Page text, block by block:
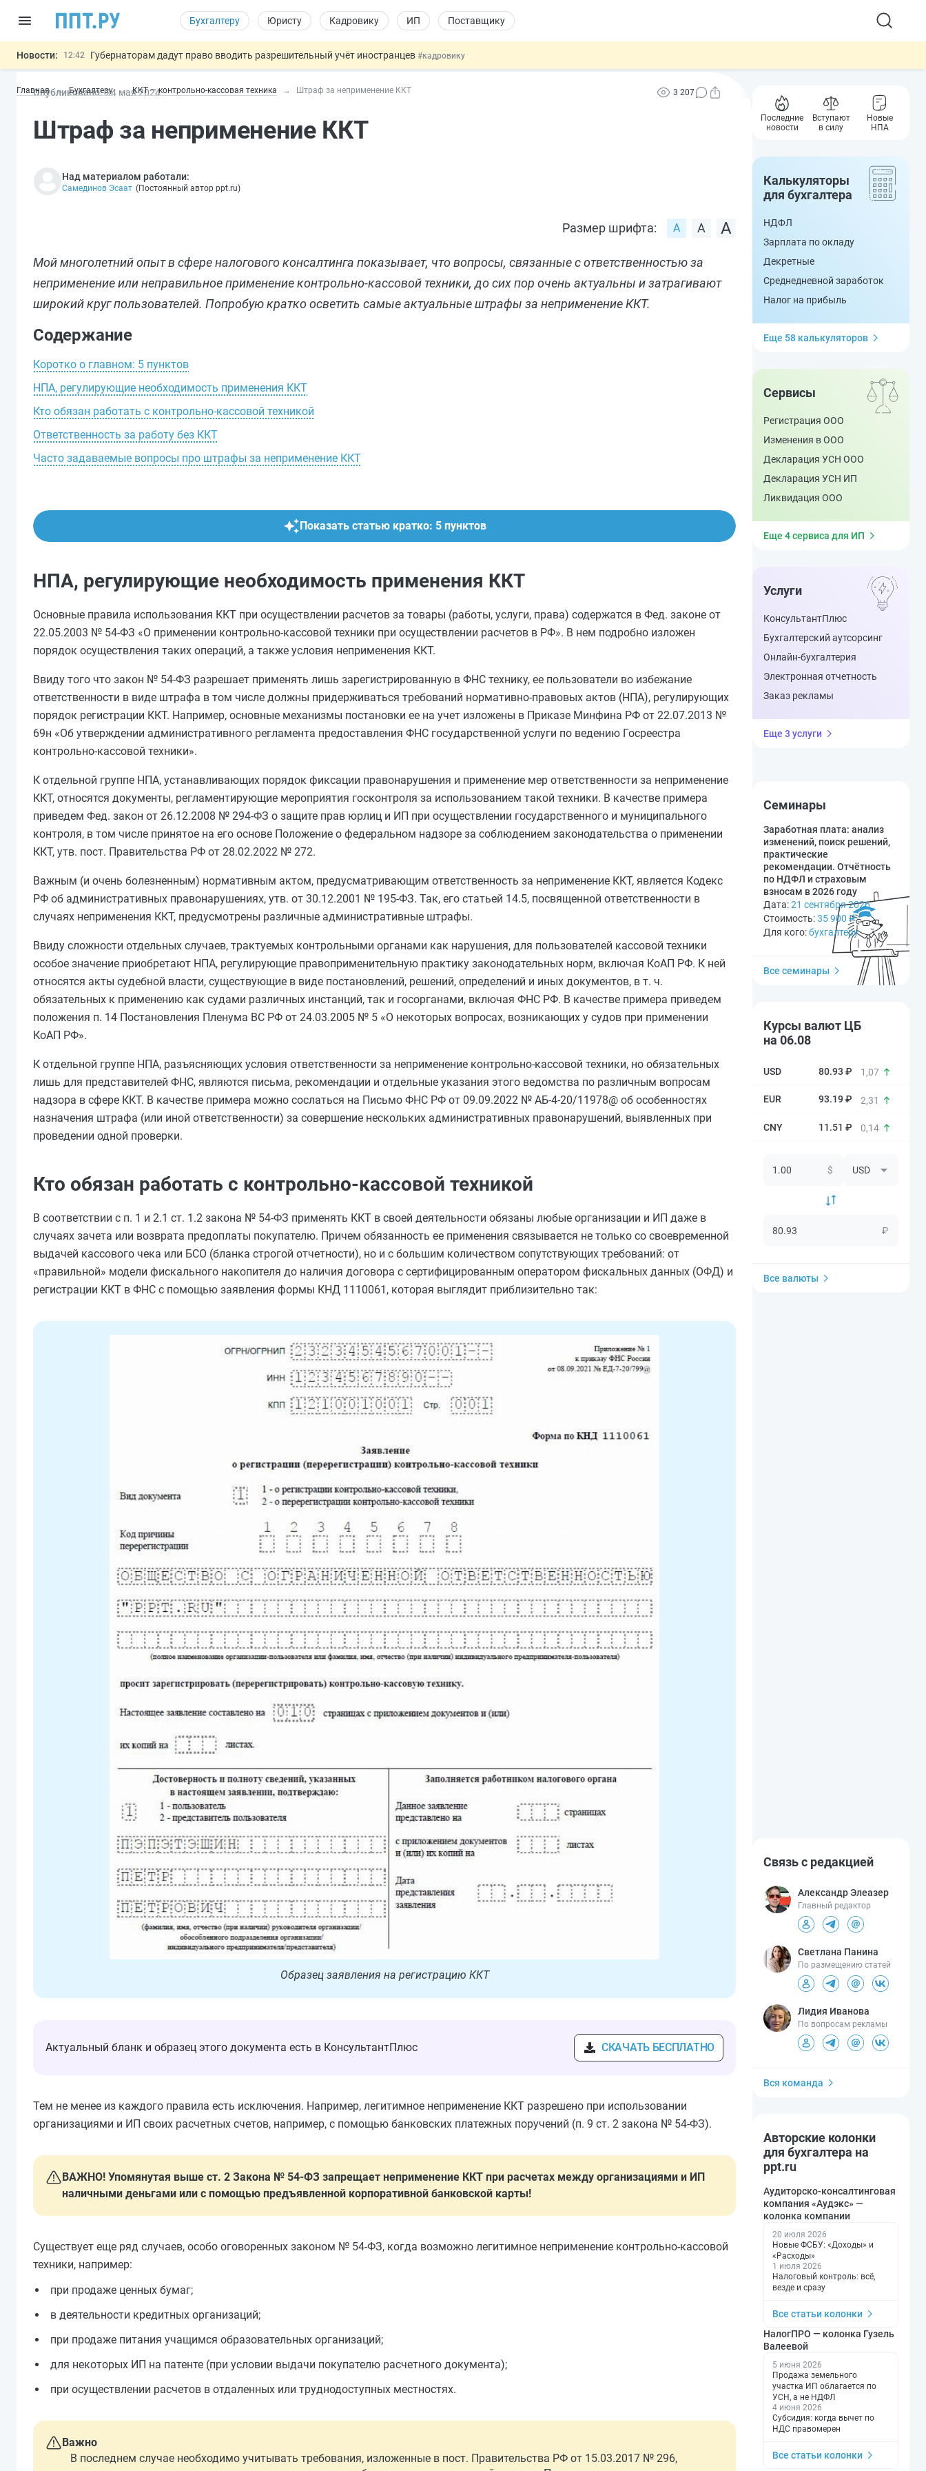
Бухгалтеру Юристу Кадровику ИП Поставщику
Новости: 12:42 Губернаторам дадут право вводить разрешительный учёт иностранцев #кадровику
11:31
Важно Разработают единые критерии трудовых и ГПХ-отношений
13:16 Могут разрешить использование персональных данных россиян для обучения ИИ
Главная Бухгалтеру ККТ — контрольно-кассовая техника Штраф за неприменение ККТ
Опубликовано: 24 мая 2024 3 207
Штраф за неприменение ККТ
Над материалом работали:
Самединов Эсаат (Постоянный автор ppt.ru)
Размер шрифта:
Мой многолетний опыт в сфере налогового консалтинга показывает, что вопросы, связанные с ответственностью за
неприменение или неправильное применение контрольно-кассовой техники, до сих пор очень актуальны и затрагивают
широкий круг пользователей. Попробую кратко осветить самые актуальные штрафы за неприменение ККТ.
Содержание
Коротко о главном: 5 пунктов
НПА, регулирующие необходимость применения ККТ
Кто обязан работать с контрольно-кассовой техникой
Ответственность за работу без ККТ
Часто задаваемые вопросы про штрафы за неприменение ККТ
Показать статью кратко: 5 пунктов
НПА, регулирующие необходимость применения ККТ
Основные правила использования ККТ при осуществлении расчетов за товары (работы, услуги, права) содержатся в Фед. законе от
22.05.2003 № 54-ФЗ «О применении контрольно-кассовой техники при осуществлении расчетов в РФ». В нем подробно изложен
порядок осуществления таких операций, а также условия неприменения ККТ.
Ввиду того что закон № 54-ФЗ разрешает применять лишь зарегистрированную в ФНС технику, ее пользователи во избежание
ответственности в виде штрафа в том числе должны придерживаться требований нормативно-правовых актов (НПА), регулирующих
порядок регистрации ККТ. Например, основные механизмы постановки ее на учет изложены в Приказе Минфина РФ от 22.07.2013 №
69н «Об утверждении административного регламента предоставления ФНС государственной услуги по ведению Госреестра
контрольно-кассовой техники».
К отдельной группе НПА, устанавливающих порядок фиксации правонарушения и применение мер ответственности за неприменение
ККТ, относятся документы, регламентирующие мероприятия госконтроля за использованием такой техники. В качестве примера
приведем Фед. закон от 26.12.2008 № 294-ФЗ о защите прав юрлиц и ИП при осуществлении государственного и муниципального
контроля, в том числе принятое на его основе Положение о федеральном надзоре за соблюдением законодательства о применении
ККТ, утв. пост. Правительства РФ от 28.02.2022 № 272.
Важным (и очень болезненным) нормативным актом, предусматривающим ответственность за неприменение ККТ, является Кодекс
РФ об административных правонарушениях, утв. от 30.12.2001 № 195-ФЗ. Так, его статьей 14.5, посвященной ответственности в
случаях неприменения ККТ, предусмотрены различные административные штрафы.
Ввиду сложности отдельных случаев, трактуемых контрольными органами как нарушения, для пользователей кассовой техники
особое значение приобретают НПА, регулирующие правоприменительную практику законодательных норм, включая КоАП РФ. К ней
относятся акты судебной власти, существующие в виде постановлений, решений, определений и иных документов, в т. ч.
обязательных к применению как судами различных инстанций, так и госорганами, включая ФНС РФ. В качестве примера приведем
положения п. 14 Постановления Пленума ВС РФ от 24.03.2005 № 5 «О некоторых вопросах, возникающих у судов при применении
КоАП РФ».
К отдельной группе НПА, разъясняющих условия ответственности за неприменение контрольно-кассовой техники, но обязательных
лишь для представителей ФНС, являются письма, рекомендации и отдельные указания этого ведомства по различным вопросам
надзора в сфере ККТ. В качестве примера можно сослаться на Письмо ФНС РФ от 09.09.2022 № АБ-4-20/11978@ об особенностях
назначения штрафа (или иной ответственности) за совершение нескольких административных правонарушений, выявленных при
проведении одной проверки.
Кто обязан работать с контрольно-кассовой техникой
В соответствии с п. 1 и 2.1 ст. 1.2 закона № 54-ФЗ применять ККТ в своей деятельности обязаны любые организации и ИП даже в
случаях зачета или возврата предоплаты покупателю. Причем обязанность ее применения связывается не только со своевременной
выдачей кассового чека или БСО (бланка строгой отчетности), но и с большим количеством сопутствующих требований: от
«правильной» модели фискального накопителя до наличия договора с сертифицированным оператором фискальных данных (ОФД) и
регистрации ККТ в ФНС с помощью заявления формы КНД 1110061, которая выглядит приблизительно так:
Образец заявления на регистрацию ККТ
Актуальный бланк и образец этого документа есть в КонсультантПлюс СКАЧАТЬ БЕСПЛАТНО
Тем не менее из каждого правила есть исключения. Например, легитимное неприменение ККТ разрешено при использовании
организациями и ИП своих расчетных счетов, например, с помощью банковских платежных поручений (п. 9 ст. 2 закона № 54-ФЗ).
ВАЖНО! Упомянутая выше ст. 2 Закона № 54-ФЗ запрещает неприменение ККТ при расчетах между организациями и ИП
наличными деньгами или с помощью предъявленной корпоративной банковской карты!
Существует еще ряд случаев, особо оговоренных законом № 54-ФЗ, когда возможно легитимное неприменение контрольно-кассовой
техники, например:
при продаже ценных бумаг;
в деятельности кредитных организаций;
при продаже питания учащимся образовательных организаций;
для некоторых ИП на патенте (при условии выдачи покупателю расчетного документа);
при осуществлении расчетов в отдаленных или труднодоступных местностях.
Важно
В последнем случае необходимо учитывать требования, изложенные в пост. Правительства РФ от 15.03.2017 № 296,
Последние
новости
Вступают
в силу
Новые
НПА
Калькуляторы
для бухгалтера
НДФЛ
Зарплата по окладу
Декретные
Среднедневной заработок
Налог на прибыль
Еще 58 калькуляторов
Сервисы
Регистрация ООО
Изменения в ООО
Декларация УСН ООО
Декларация УСН ИП
Ликвидация ООО
Еще 4 сервиса для ИП
Услуги
КонсультантПлюс
Бухгалтерский аутсорсинг
Онлайн-бухгалтерия
Электронная отчетность
Заказ рекламы
Еще 3 услуги
Семинары
Заработная плата: анализ
изменений, поиск решений,
практические
рекомендации. Отчётность
по НДФЛ и страховым
взносам в 2026 году
Дата:21 сентября 2026
Стоимость:35 900 ₽
Для кого:бухгалтеру
Все семинары
Курсы валют ЦБ
на 06.08
80.93 ₽ 1,07
93.19 ₽ 2,31
11.51 ₽ 0,14
$
₽
Все валюты
Связь с редакцией
Александр Элеазер
Главный редактор
Светлана Панина
По размещению статей
Лидия Иванова
По вопросам рекламы
Вся команда
Авторские колонки
для бухгалтера на
ppt.ru
Аудиторско-консалтинговая
компания «Аудэкс» —
колонка компании
20 июля 2026
Новые ФСБУ: «Доходы» и
«Расходы»
1 июля 2026
Налоговый контроль: всё,
везде и сразу
Все статьи колонки
НалогПРО — колонка Гузель
Валеевой
5 июня 2026
Продажа земельного
участка ИП облагается по
УСН, а не НДФЛ
4 июня 2026
Субсидия: когда вычет по
НДС правомерен
Все статьи колонки